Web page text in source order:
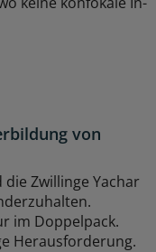
von
Zwillinge Yachar
im Doppelpack.
Herausforderung.